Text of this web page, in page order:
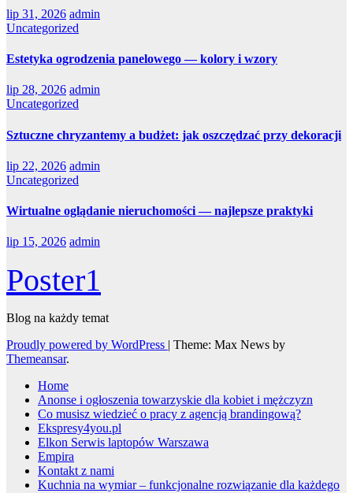
lip 31, 2026 admin
Uncategorized
Estetyka ogrodzenia panelowego — kolory i wzory
lip 28, 2026 admin
Uncategorized
Sztuczne chryzantemy a budżet: jak oszczędzać przy dekoracji
lip 22, 2026 admin
Uncategorized
Wirtualne oglądanie nieruchomości — najlepsze praktyki
lip 15, 2026 admin
Poster1
Blog na każdy temat
Proudly powered by WordPress | Theme: Max News by
Themeansar.
Home
Anonse i ogłoszenia towarzyskie dla kobiet i mężczyzn
Co musisz wiedzieć o pracy z agencją brandingową?
Ekspresy4you.pl
Elkon Serwis laptopów Warszawa
Empira
Kontakt z nami
Kuchnia na wymiar – funkcjonalne rozwiązanie dla każdego